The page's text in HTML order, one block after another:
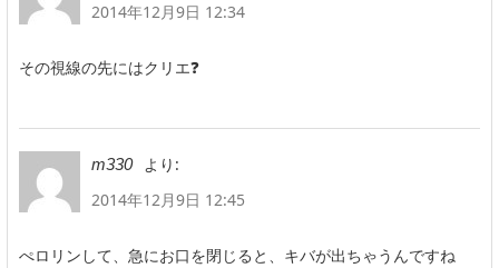
2014年12月9日 12:34
その視線の先にはクリエ❓
m330
より:
2014年12月9日 12:45
ぺロリンして、急にお口を閉じると、キバが出ちゃうんですね